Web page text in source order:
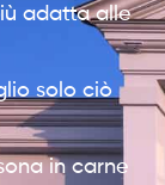
adatta alle
solo ciò
in carne